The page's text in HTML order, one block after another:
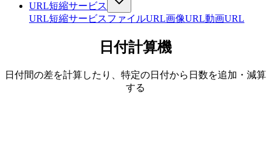
URL短縮サービス
URL短縮サービスファイルURL画像URL動画URL
日付計算機
日付間の差を計算したり、特定の日付から日数を追加・減算
する